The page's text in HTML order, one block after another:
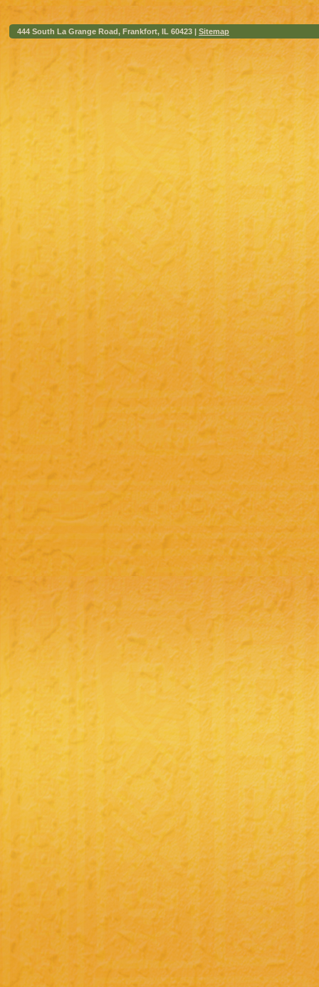
444 South La Grange Road, Frankfort, IL 60423 | Sitemap